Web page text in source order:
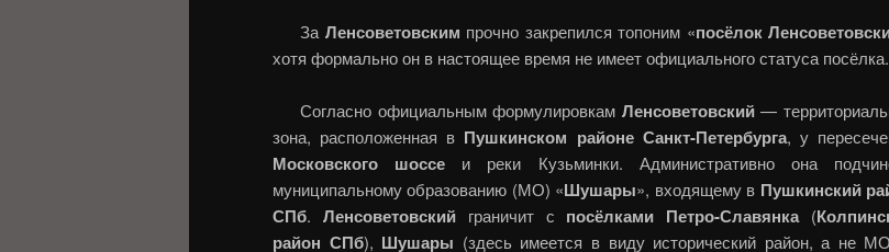
За Ленсоветовским прочно закрепился топоним «посёлок
хотя формально он в настоящее время не имеет официального статуса посёлка.
Согласно официальным формулировкам Ленсоветовский—
зона, расположенная в Пушкинском районе Санкт-Петербурга, у
Московского шоссе и реки Кузьминки. Административно она
муниципальному образованию (МО) «Шушары», входящему в Пушкинский
СПб. Ленсоветовскийграничит с посёлками Петро-Славянка (
район СПб), Шушары (здесь имеется в виду исторический район, а не